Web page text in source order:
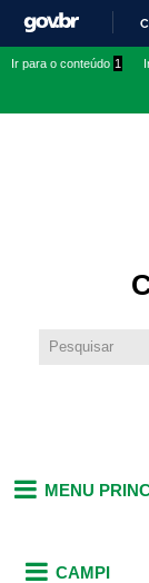
Ir para o conteúdo 1
MENU
CAMPI